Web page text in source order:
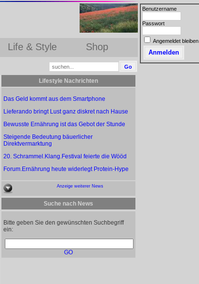
Life & Style Shop
Benutzername
Passwort
Angemeldet bleiben
Lifestyle Nachrichten
Das Geld kommt aus dem Smartphone
Lieferando bringt Lust ganz diskret nach Hause
Bewusste Ernährung ist das Gebot der Stunde
Steigende Bedeutung bäuerlicher
Direktvermarktung
20. Schrammel.Klang.Festival feierte die Wööd
Forum.Ernährung heute widerlegt Protein-Hype
Anzeige weiterer News
Suche nach News
Bitte geben Sie den gewünschten Suchbegriff
ein:
GO